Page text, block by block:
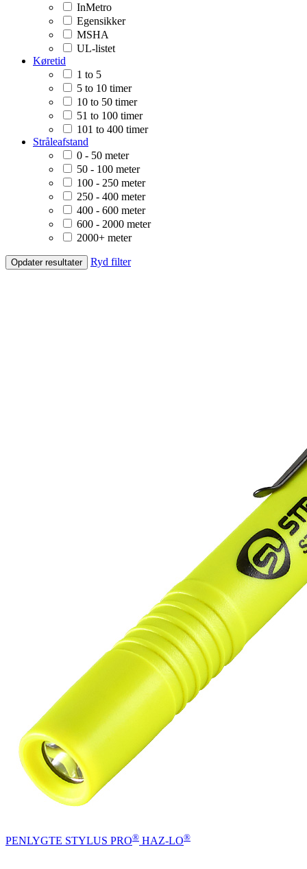
InMetro
Egensikker
MSHA
UL-listet
Køretid
1 to 5
5 to 10 timer
10 to 50 timer
51 to 100 timer
101 to 400 timer
Stråleafstand
0 - 50 meter
50 - 100 meter
100 - 250 meter
250 - 400 meter
400 - 600 meter
600 - 2000 meter
2000+ meter
Opdater resultater Ryd filter
PENLYGTE STYLUS PRO® HAZ-LO®